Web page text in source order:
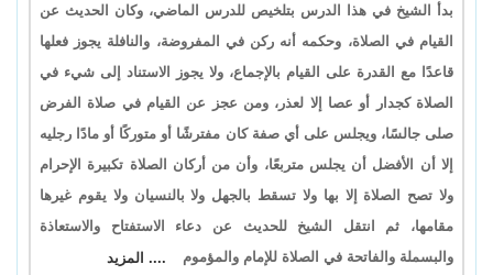
بدأ الشيخ في هذا الدرس بتلخيص للدرس الماضي، وكان الحديث عن
القيام في الصلاة، وحكمه أنه ركن في المفروضة، والنافلة يجوز فعلها
قاعدًا مع القدرة على القيام بالإجماع، ولا يجوز الاستناد إلى شيء في
الصلاة كجدار أو عصا إلا لعذر، ومن عجز عن القيام في صلاة الفرض
صلى جالسًا، ويجلس على أي صفة كان مفترشًا أو متوركًا أو مادًا رجليه
إلا أن الأفضل أن يجلس متربعًا، وأن من أركان الصلاة تكبيرة الإحرام
ولا تصح الصلاة إلا بها ولا تسقط بالجهل ولا بالنسيان ولا يقوم غيرها
مقامها، ثم انتقل الشيخ للحديث عن دعاء الاستفتاح والاستعاذة
والبسملة والفاتحة في الصلاة للإمام والمؤموم
.... المزيد